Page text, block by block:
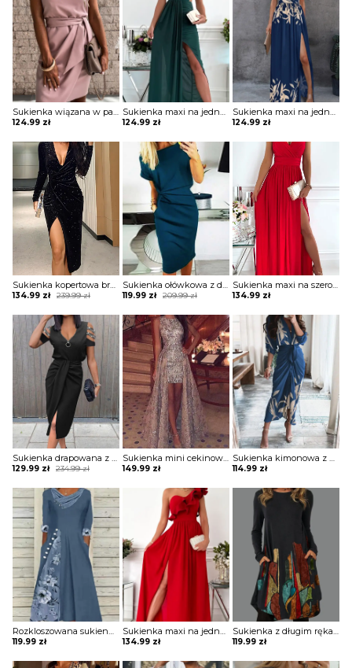
124.99 zł 124.99 zł 124.99 zł
239.99zł
Original
was:
239.99 zł.
134.99 zł
Current
is:
134.99 zł.
209.99zł
Original
was:
209.99 zł.
119.99 zł
Current
is:
119.99 zł.
Sukienka maxi na szerokich ramiączkach z kopertową górą i rozporkiem
134.99 zł
234.99zł
Original
was:
234.99 zł.
129.99 zł
Current
is:
129.99 zł.
Sukienka mini cekinowa z długą spódnicą
149.99 zł 114.99 zł
119.99 zł 134.99 zł 119.99 zł